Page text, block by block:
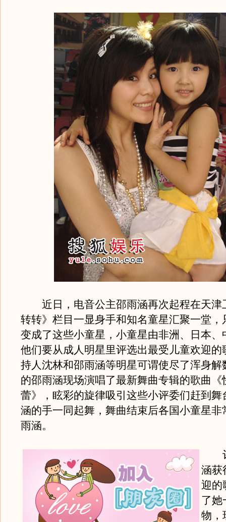
近日，电音公主邵雨涵再次起程在天津
转转》栏目一显身手和知名童星汇聚一堂，
变成了这些小童星，小童星由非洲、日本、
他们要从成人明星里评选出最受儿童欢迎的
持人沈林和邵雨涵等明星可谓使尽了浑身解
的邵雨涵现场演唱了最新舞曲专辑的歌曲《
蕾》，眩彩的旋律吸引这些小评委们赶到舞
涵的手一同起舞，舞曲结束后各国小童星非
雨涵。
评
涵获
迎的
了她
物，